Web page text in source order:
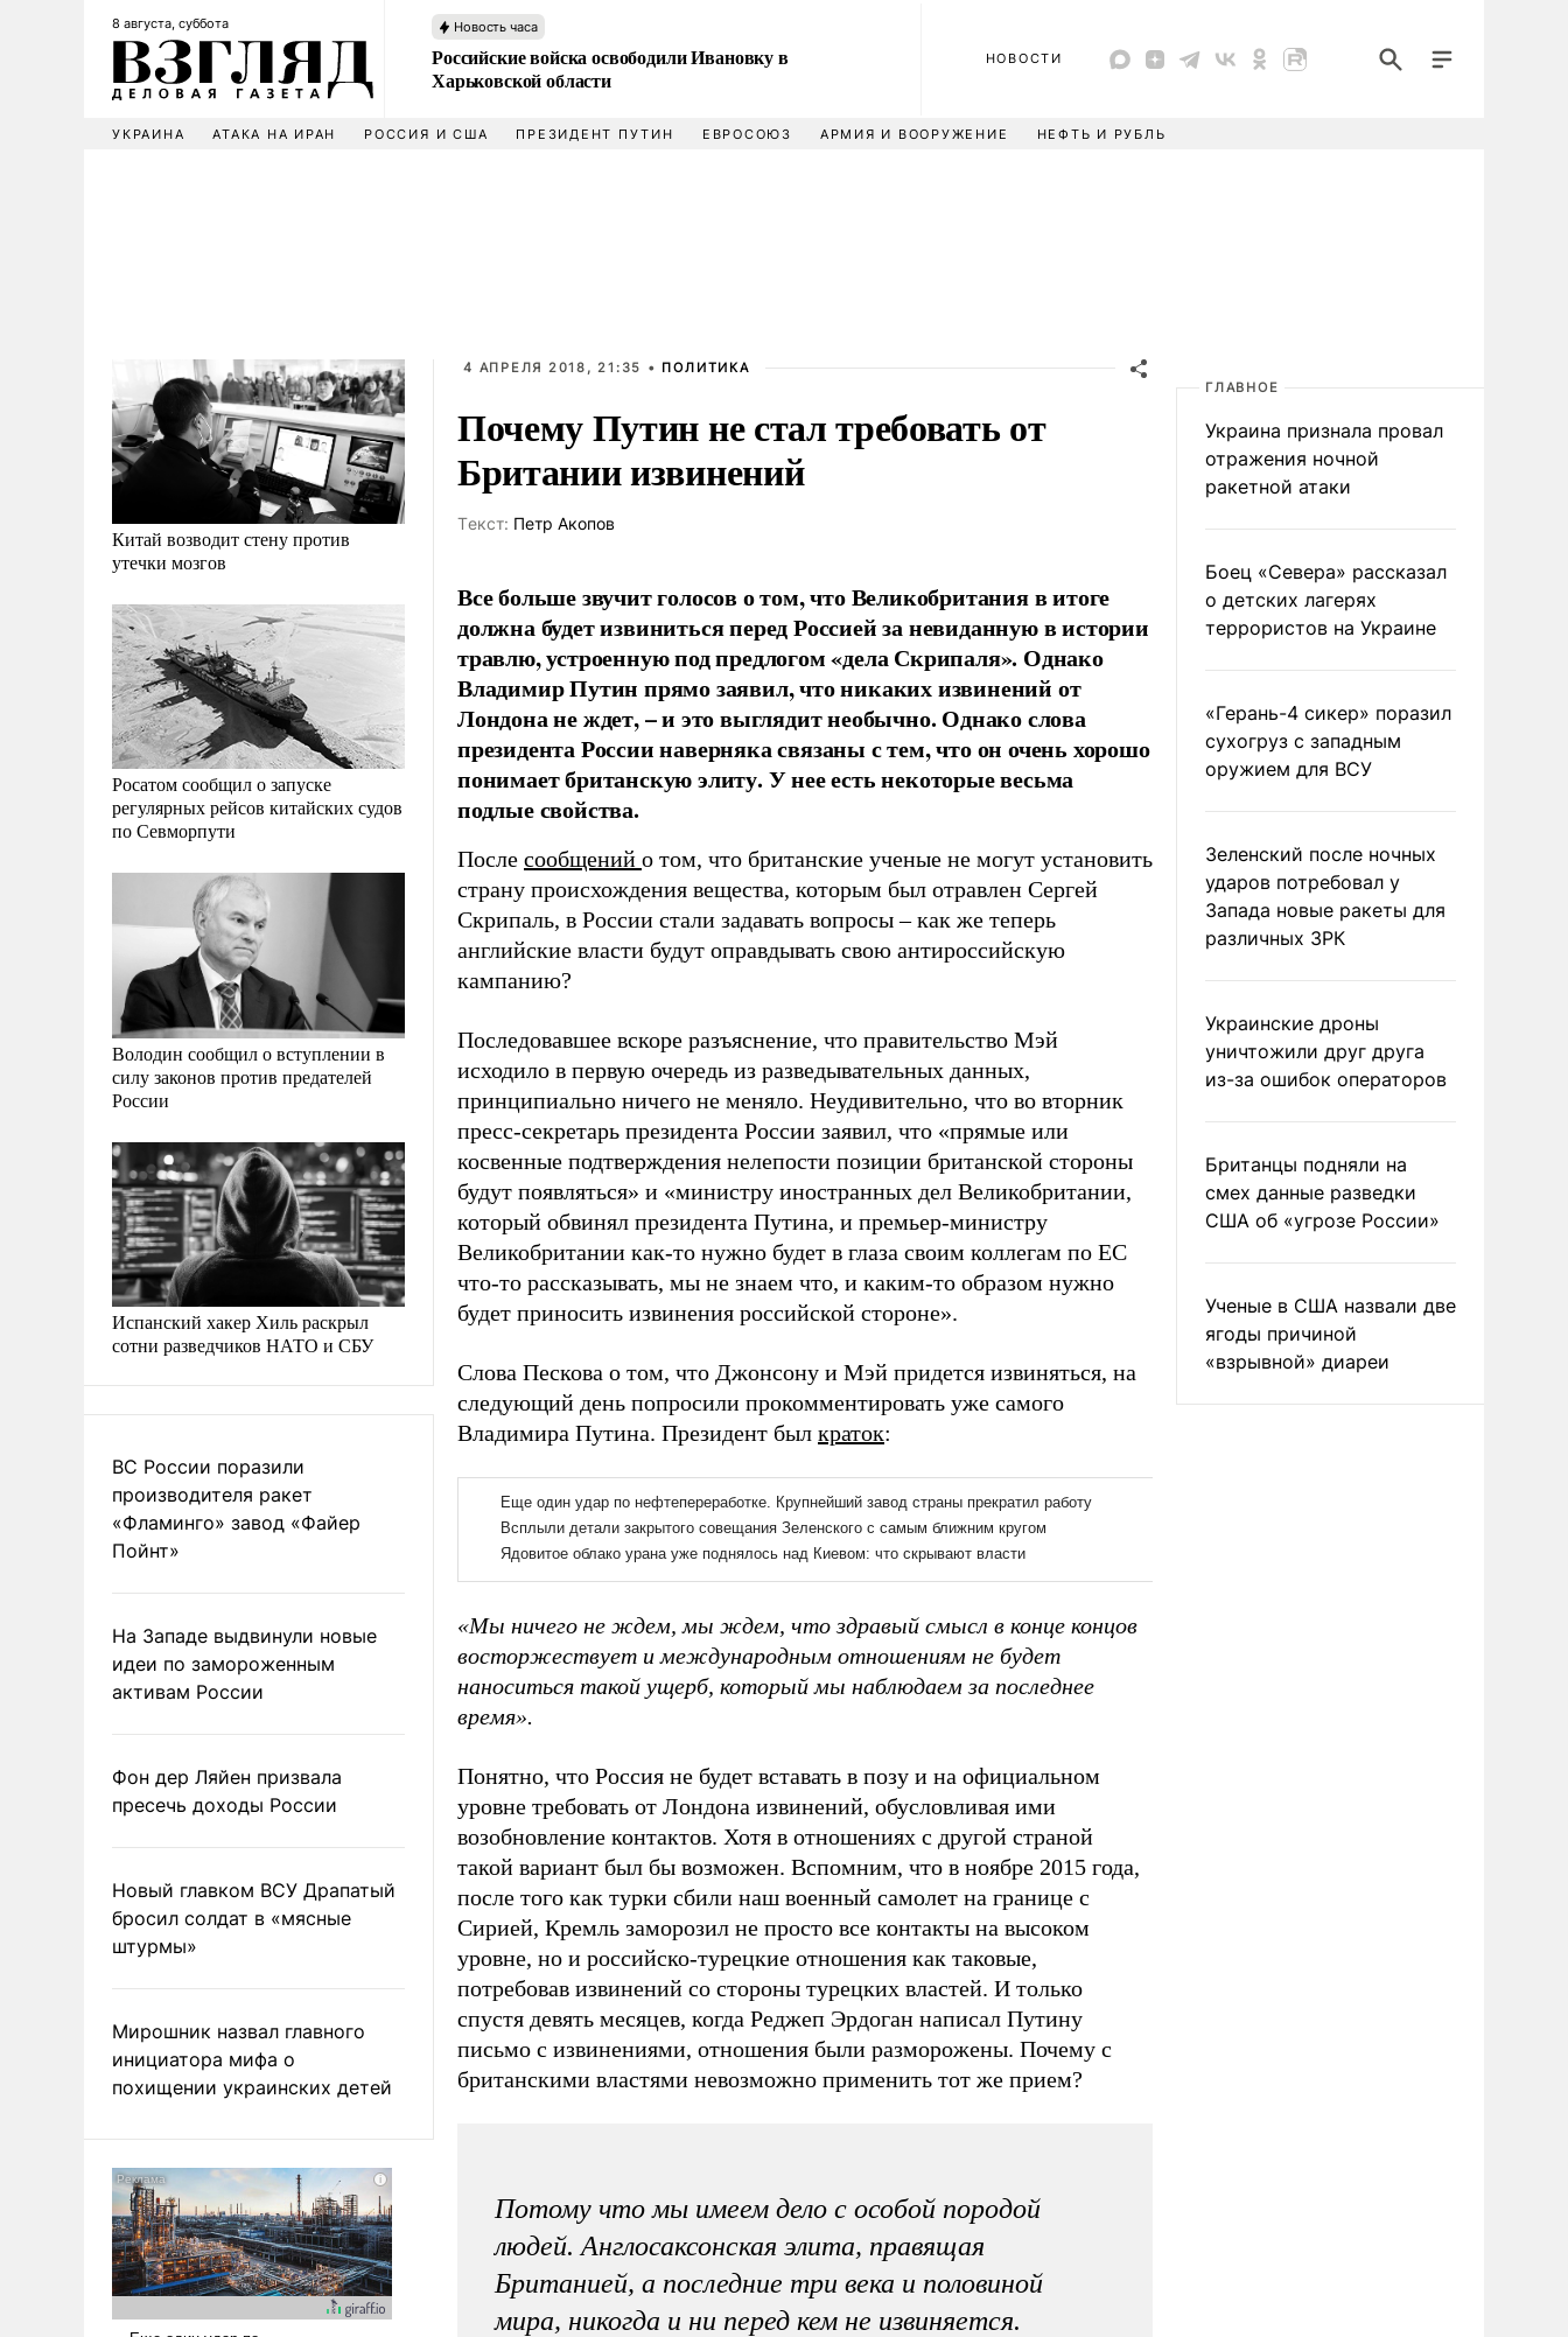
8 августа, суббота Новость часа
Российские войска освободили Ивановку в
Харьковской области
НОВОСТИ
УКРАИНА АТАКА НА ИРАН РОССИЯ И США ПРЕЗИДЕНТ ПУТИН ЕВРОСОЮЗ АРМИЯ И ВООРУЖЕНИЕ НЕФТЬ И РУБЛЬ
Китай возводит стену против
утечки мозгов
Росатом сообщил о запуске
регулярных рейсов китайских судов
по Севморпути
Володин сообщил о вступлении в
силу законов против предателей
России
Испанский хакер Хиль раскрыл
сотни разведчиков НАТО и СБУ
ВС России поразили
производителя ракет
«Фламинго» завод «Файер
Пойнт»
На Западе выдвинули новые
идеи по замороженным
активам России
Фон дер Ляйен призвала
пресечь доходы России
Новый главком ВСУ Драпатый
бросил солдат в «мясные
штурмы»
Мирошник назвал главного
инициатора мифа о
похищении украинских детей
4 АПРЕЛЯ 2018, 21:35 • ПОЛИТИКА
Почему Путин не стал требовать от
Британии извинений
Tекст: Петр Акопов
Все больше звучит голосов о том, что Великобритания в итоге
должна будет извиниться перед Россией за невиданную в истории
травлю, устроенную под предлогом «дела Скрипаля». Однако
Владимир Путин прямо заявил, что никаких извинений от
Лондона не ждет, – и это выглядит необычно. Однако слова
президента России наверняка связаны с тем, что он очень хорошо
понимает британскую элиту. У нее есть некоторые весьма
подлые свойства.
После сообщений о том, что британские ученые не могут установить
страну происхождения вещества, которым был отравлен Сергей
Скрипаль, в России стали задавать вопросы – как же теперь
английские власти будут оправдывать свою антироссийскую
кампанию?
Последовавшее вскоре разъяснение, что правительство Мэй
исходило в первую очередь из разведывательных данных,
принципиально ничего не меняло. Неудивительно, что во вторник
пресс-секретарь президента России заявил, что «прямые или
косвенные подтверждения нелепости позиции британской стороны
будут появляться» и «министру иностранных дел Великобритании,
который обвинял президента Путина, и премьер-министру
Великобритании как-то нужно будет в глаза своим коллегам по ЕС
что-то рассказывать, мы не знаем что, и каким-то образом нужно
будет приносить извинения российской стороне».
Слова Пескова о том, что Джонсону и Мэй придется извиняться, на
следующий день попросили прокомментировать уже самого
Владимира Путина. Президент был краток:
«Мы ничего не ждем, мы ждем, что здравый смысл в конце концов
восторжествует и международным отношениям не будет
наноситься такой ущерб, который мы наблюдаем за последнее
время».
Понятно, что Россия не будет вставать в позу и на официальном
уровне требовать от Лондона извинений, обусловливая ими
возобновление контактов. Хотя в отношениях с другой страной
такой вариант был бы возможен. Вспомним, что в ноябре 2015 года,
после того как турки сбили наш военный самолет на границе с
Сирией, Кремль заморозил не просто все контакты на высоком
уровне, но и российско-турецкие отношения как таковые,
потребовав извинений со стороны турецких властей. И только
спустя девять месяцев, когда Реджеп Эрдоган написал Путину
письмо с извинениями, отношения были разморожены. Почему с
британскими властями невозможно применить тот же прием?
Потому что мы имеем дело с особой породой
людей. Англосаксонская элита, правящая
Британией, а последние три века и половиной
мира, никогда и ни перед кем не извиняется.
ГЛАВНОЕ
Украина признала провал
отражения ночной
ракетной атаки
Боец «Севера» рассказал
о детских лагерях
террористов на Украине
«Герань-4 сикер» поразил
сухогруз с западным
оружием для ВСУ
Зеленский после ночных
ударов потребовал у
Запада новые ракеты для
различных ЗРК
Украинские дроны
уничтожили друг друга
из-за ошибок операторов
Британцы подняли на
смех данные разведки
США об «угрозе России»
Ученые в США назвали две
ягоды причиной
«взрывной» диареи